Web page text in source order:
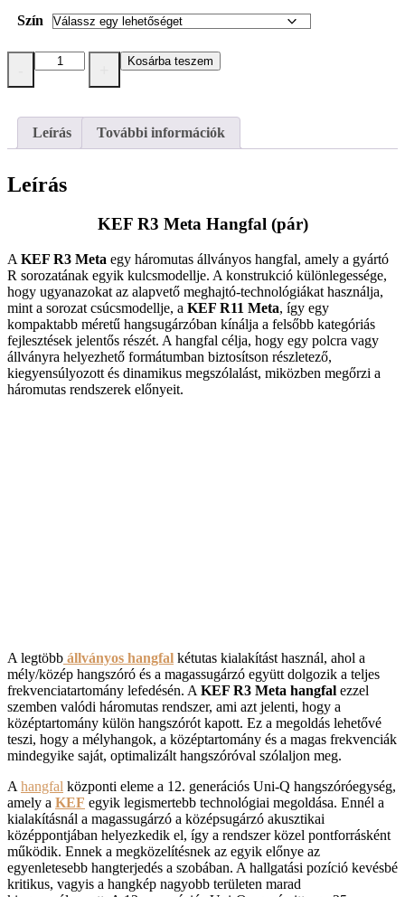
Szín
KEF
R3
(pár)
mennyiség
Kosárba teszem
Leírás További információk
Leírás
KEF R3 Meta Hangfal (pár)
A KEF R3 Meta egy háromutas állványos hangfal, amely a gyártó
R sorozatának egyik kulcsmodellje. A konstrukció különlegessége,
hogy ugyanazokat az alapvető meghajtó-technológiákat használja,
mint a sorozat csúcsmodellje, a KEF R11 Meta, így egy
kompaktabb méretű hangsugárzóban kínálja a felsőbb kategóriás
fejlesztések jelentős részét. A hangfal célja, hogy egy polcra vagy
állványra helyezhető formátumban biztosítson részletező,
kiegyensúlyozott és dinamikus megszólalást, miközben megőrzi a
háromutas rendszerek előnyeit.
A legtöbb állványos hangfal kétutas kialakítást használ, ahol a
mély/közép hangszóró és a magassugárzó együtt dolgozik a teljes
frekvenciatartomány lefedésén. A KEF R3 Meta hangfal ezzel
szemben valódi háromutas rendszer, ami azt jelenti, hogy a
középtartomány külön hangszórót kapott. Ez a megoldás lehetővé
teszi, hogy a mélyhangok, a középtartomány és a magas frekvenciák
mindegyike saját, optimalizált hangszóróval szólaljon meg.
A hangfal központi eleme a 12. generációs Uni-Q hangszóróegység,
amely a KEF egyik legismertebb technológiai megoldása. Ennél a
kialakításnál a magassugárzó a középsugárzó akusztikai
középpontjában helyezkedik el, így a rendszer közel pontforrásként
működik. Ennek a megközelítésnek az egyik előnye az
egyenletesebb hangterjedés a szobában. A hallgatási pozíció kevésbé
kritikus, vagyis a hangkép nagyobb területen marad